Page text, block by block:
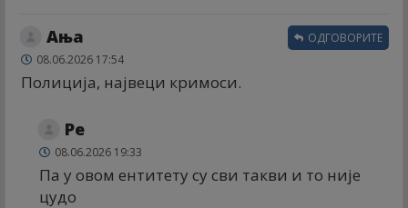
Ања
08.06.2026 17:54
Полиција, највеци кримоси.
ОДГОВОРИТЕ
Ре
08.06.2026 19:33
Па у овом ентитету су сви такви и то није
цудо